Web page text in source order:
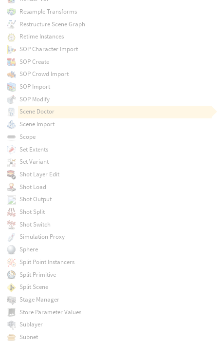
Resample Transforms
Restructure Scene Graph
Retime Instances
SOP Character Import
SOP Create
SOP Crowd Import
SOP Import
SOP Modify
Scene Doctor
Scene Import
Scope
Set Extents
Set Variant
Shot Layer Edit
Shot Load
Shot Output
Shot Split
Shot Switch
Simulation Proxy
Sphere
Split Point Instancers
Split Primitive
Split Scene
Stage Manager
Store Parameter Values
Sublayer
Subnet